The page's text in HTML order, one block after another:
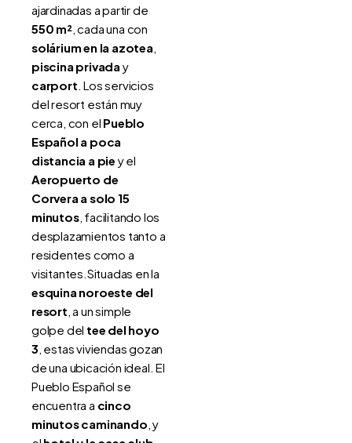
ajardinadas a partir de
550 m², cada una con
solárium en la azotea,
piscina privada y
carport. Los servicios
del resort están muy
cerca, con el Pueblo
Español a poca
distancia a pie y el
Aeropuerto de
Corvera a solo 15
minutos, facilitando los
desplazamientos tanto a
residentes como a
visitantes.Situadas en la
esquina noroeste del
resort, a un simple
golpe del tee del hoyo
3, estas viviendas gozan
de una ubicación ideal. El
Pueblo Español se
encuentra a cinco
minutos caminando, y